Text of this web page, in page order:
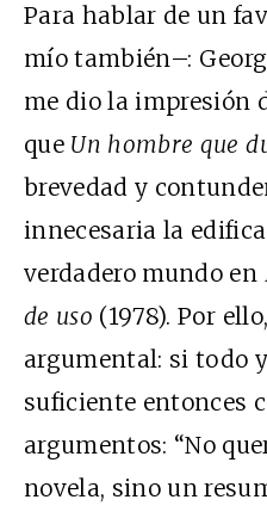
Para hablar de un
mío también–:
me dio la impresión
que Un hombre que
brevedad y
innecesaria la
verdadero mundo en
de uso (1978). Por ello,
argumental: si todo
suficiente entonces
argumentos: “No
novela, sino un